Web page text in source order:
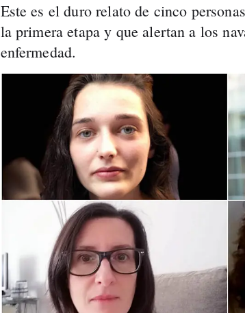
Este es el duro relato de cinco
la primera etapa y que alertan a los
enfermedad.